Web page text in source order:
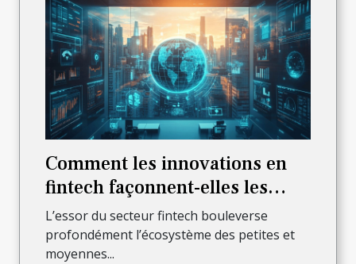
Comment les innovations en
fintech façonnent-elles les
PME ?
L’essor du secteur fintech bouleverse
profondément l’écosystème des petites et
moyennes...